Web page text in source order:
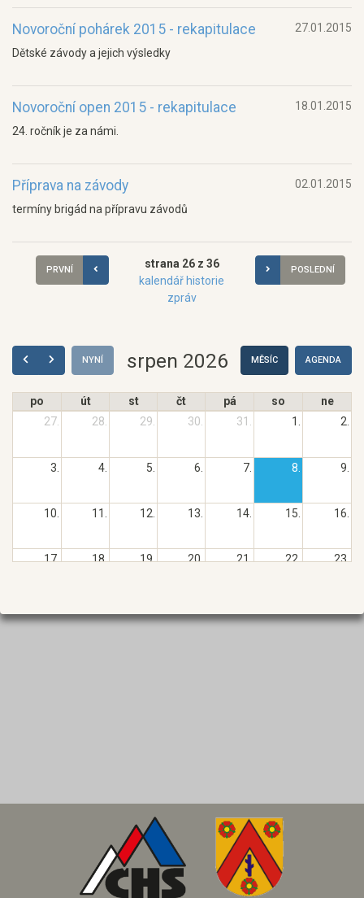
Novoroční pohárek 2015 - rekapitulace
27.01.2015
Dětské závody a jejich výsledky
Novoroční open 2015 - rekapitulace
18.01.2015
24. ročník je za námi.
Příprava na závody
02.01.2015
termíny brigád na přípravu závodů
PRVNÍ
strana 26 z 36
kalendář historie
zpráv
POSLEDNÍ
NYNÍ srpen 2026 MĚSÍC AGENDA
po út st čt pá so
ne
27.
28. 29. 30. 31. 1. 2.
3. 4. 5. 6. 7. 8. 9.
10. 11. 12. 13. 14. 15. 16.
17. 18. 19. 20. 21. 22. 23.